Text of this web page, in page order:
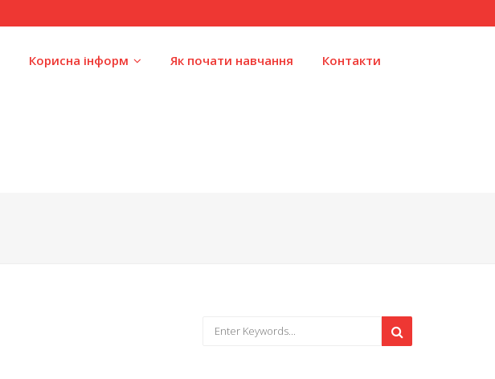
Корисна інформ Як почати навчання Контакти